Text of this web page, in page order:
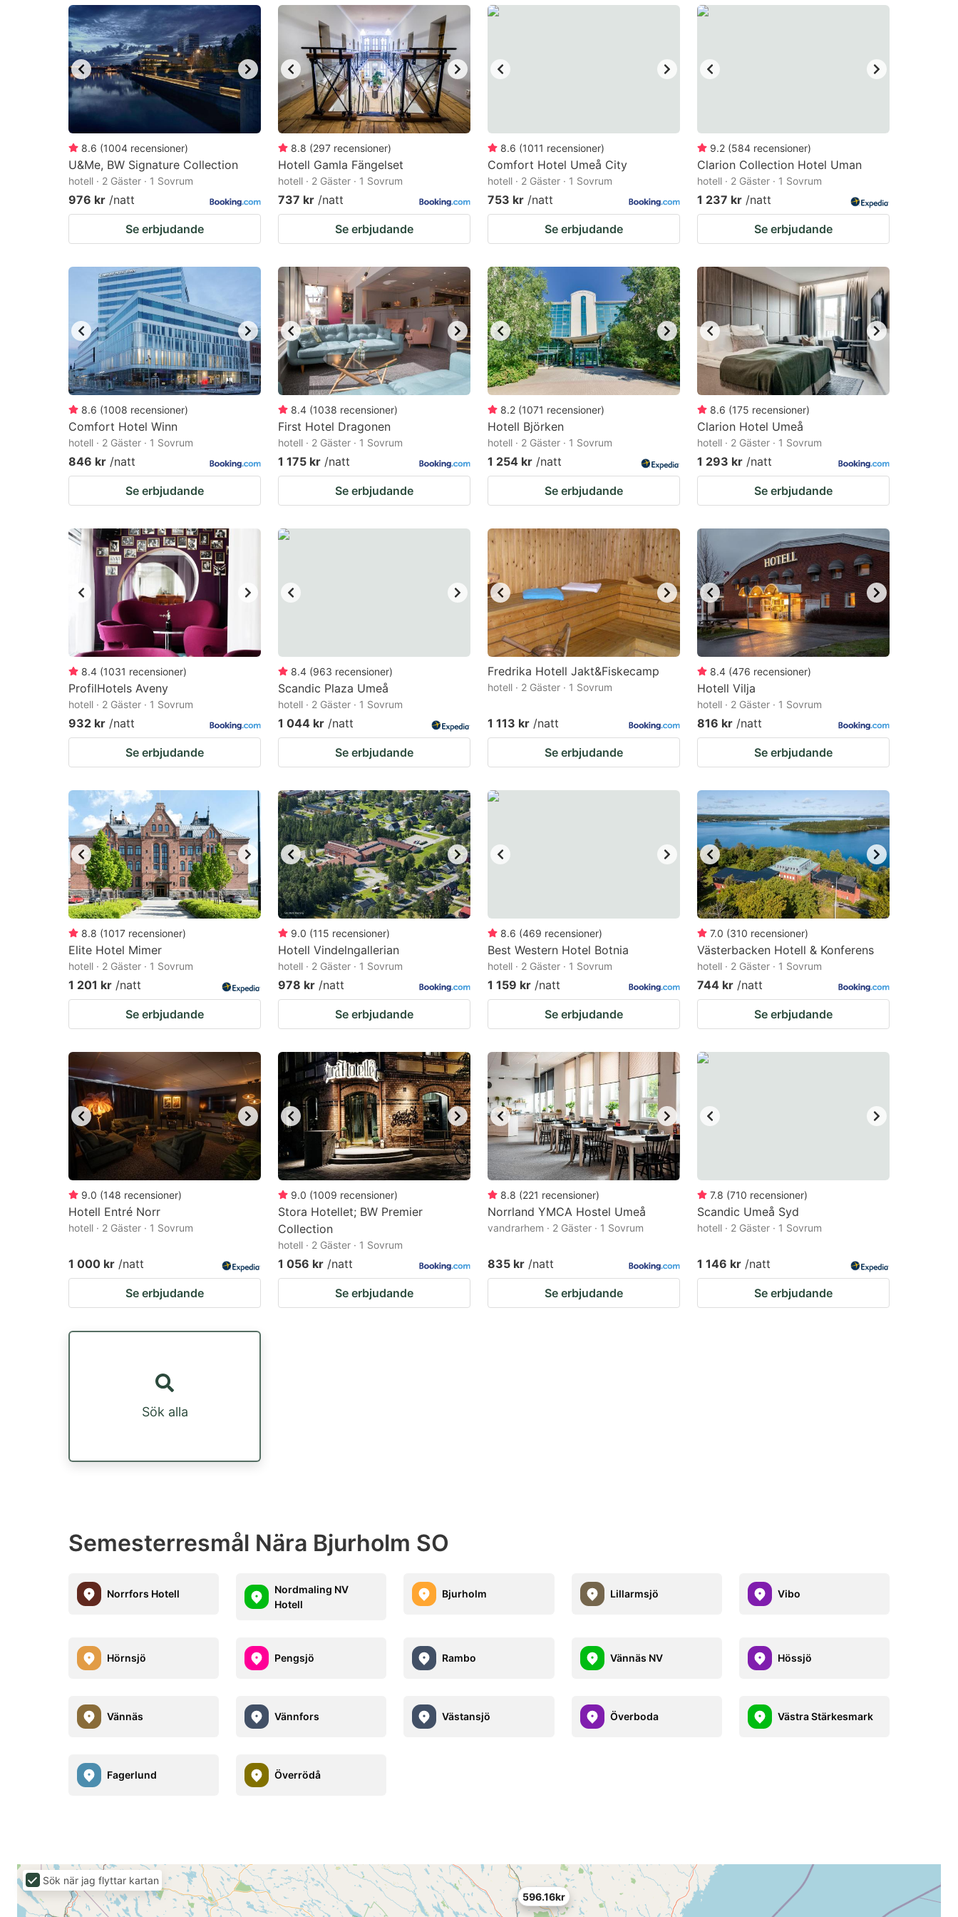
mark
key
to
get
the
keyboard
shortcuts
for
changing
dates.
mark
key
to
get
the
keyboard
shortcuts
for
changing
dates.
8.6 (1004 recensioner)
U&Me, BW Signature Collection
hotell · 2 Gäster · 1 Sovrum
976 kr /natt
Se erbjudande
8.8 (297 recensioner)
Hotell Gamla Fängelset
hotell · 2 Gäster · 1 Sovrum
737 kr /natt
Se erbjudande
8.6 (1011 recensioner)
Comfort Hotel Umeå City
hotell · 2 Gäster · 1 Sovrum
753 kr /natt
Se erbjudande
9.2 (584 recensioner)
Clarion Collection Hotel Uman
hotell · 2 Gäster · 1 Sovrum
1 237 kr /natt
Se erbjudande
8.6 (1008 recensioner)
Comfort Hotel Winn
hotell · 2 Gäster · 1 Sovrum
846 kr /natt
Se erbjudande
8.4 (1038 recensioner)
First Hotel Dragonen
hotell · 2 Gäster · 1 Sovrum
1 175 kr /natt
Se erbjudande
8.2 (1071 recensioner)
Hotell Björken
hotell · 2 Gäster · 1 Sovrum
1 254 kr /natt
Se erbjudande
8.6 (175 recensioner)
Clarion Hotel Umeå
hotell · 2 Gäster · 1 Sovrum
1 293 kr /natt
Se erbjudande
8.4 (1031 recensioner)
ProfilHotels Aveny
hotell · 2 Gäster · 1 Sovrum
932 kr /natt
Se erbjudande
8.4 (963 recensioner)
Scandic Plaza Umeå
hotell · 2 Gäster · 1 Sovrum
1 044 kr /natt
Se erbjudande
Fredrika Hotell Jakt&Fiskecamp
hotell · 2 Gäster · 1 Sovrum
1 113 kr /natt
Se erbjudande
8.4 (476 recensioner)
Hotell Vilja
hotell · 2 Gäster · 1 Sovrum
816 kr /natt
Se erbjudande
8.8 (1017 recensioner)
Elite Hotel Mimer
hotell · 2 Gäster · 1 Sovrum
1 201 kr /natt
Se erbjudande
9.0 (115 recensioner)
Hotell Vindelngallerian
hotell · 2 Gäster · 1 Sovrum
978 kr /natt
Se erbjudande
8.6 (469 recensioner)
Best Western Hotel Botnia
hotell · 2 Gäster · 1 Sovrum
1 159 kr /natt
Se erbjudande
7.0 (310 recensioner)
Västerbacken Hotell & Konferens
hotell · 2 Gäster · 1 Sovrum
744 kr /natt
Se erbjudande
9.0 (148 recensioner)
Hotell Entré Norr
hotell · 2 Gäster · 1 Sovrum
1 000 kr /natt
Se erbjudande
9.0 (1009 recensioner)
Stora Hotellet; BW Premier
Collection
hotell · 2 Gäster · 1 Sovrum
1 056 kr /natt
Se erbjudande
8.8 (221 recensioner)
Norrland YMCA Hostel Umeå
vandrarhem · 2 Gäster · 1 Sovrum
835 kr /natt
Se erbjudande
7.8 (710 recensioner)
Scandic Umeå Syd
hotell · 2 Gäster · 1 Sovrum
1 146 kr /natt
Se erbjudande
Sök alla
Semesterresmål Nära Bjurholm SO
Norrfors Hotell
Nordmaling NV
Hotell
Bjurholm Lillarmsjö Vibo
Hörnsjö Pengsjö Rambo Vännäs NV Hössjö
Vännäs Vännfors Västansjö Överboda Västra Stärkesmark
Fagerlund Överrödå
596.16kr
Sök när jag flyttar kartan